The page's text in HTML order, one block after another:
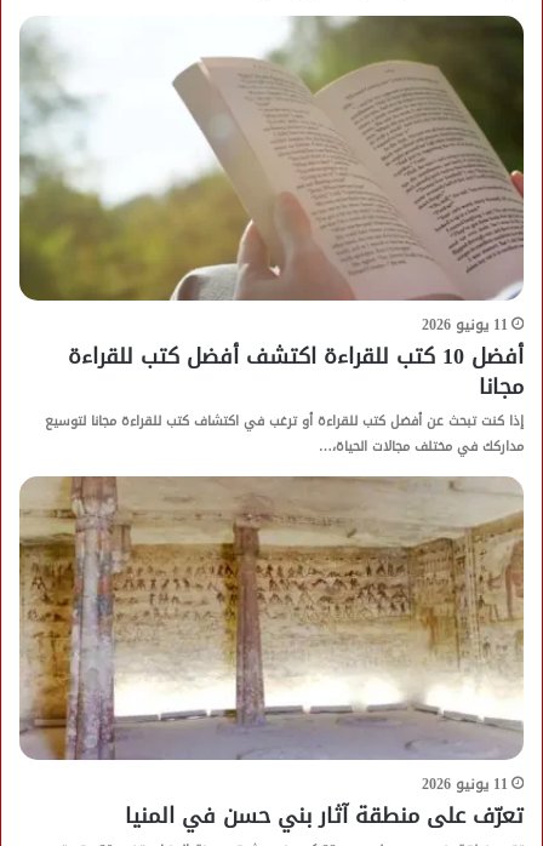
11 يونيو 2026
أفضل 10 كتب للقراءة اكتشف أفضل كتب للقراءة
مجانا
إذا كنت تبحث عن أفضل كتب للقراءة أو ترغب في اكتشاف كتب للقراءة مجانا لتوسيع
مداركك في مختلف مجالات الحياة،…
11 يونيو 2026
تعرّف على منطقة آثار بني حسن في المنيا